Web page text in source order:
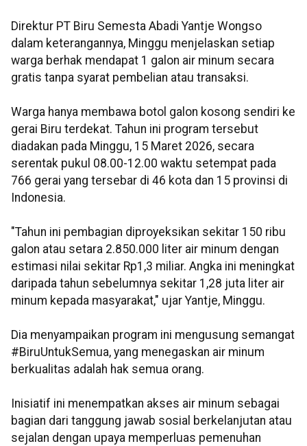
Direktur PT Biru Semesta Abadi Yantje Wongso
dalam keterangannya, Minggu menjelaskan setiap
warga berhak mendapat 1 galon air minum secara
gratis tanpa syarat pembelian atau transaksi.
Warga hanya membawa botol galon kosong sendiri ke
gerai Biru terdekat. Tahun ini program tersebut
diadakan pada Minggu, 15 Maret 2026, secara
serentak pukul 08.00-12.00 waktu setempat pada
766 gerai yang tersebar di 46 kota dan 15 provinsi di
Indonesia.
"Tahun ini pembagian diproyeksikan sekitar 150 ribu
galon atau setara 2.850.000 liter air minum dengan
estimasi nilai sekitar Rp1,3 miliar. Angka ini meningkat
daripada tahun sebelumnya sekitar 1,28 juta liter air
minum kepada masyarakat," ujar Yantje, Minggu.
Dia menyampaikan program ini mengusung semangat
#BiruUntukSemua, yang menegaskan air minum
berkualitas adalah hak semua orang.
Inisiatif ini menempatkan akses air minum sebagai
bagian dari tanggung jawab sosial berkelanjutan atau
sejalan dengan upaya memperluas pemenuhan